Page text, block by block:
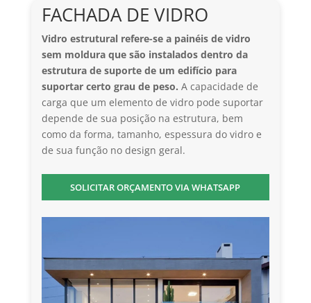
FACHADA DE VIDRO
Vidro estrutural refere-se a painéis de vidro
sem moldura que são instalados dentro da
estrutura de suporte de um edifício para
suportar certo grau de peso. A capacidade de
carga que um elemento de vidro pode suportar
depende de sua posição na estrutura, bem
como da forma, tamanho, espessura do vidro e
de sua função no design geral.
SOLICITAR ORÇAMENTO VIA WHATSAPP